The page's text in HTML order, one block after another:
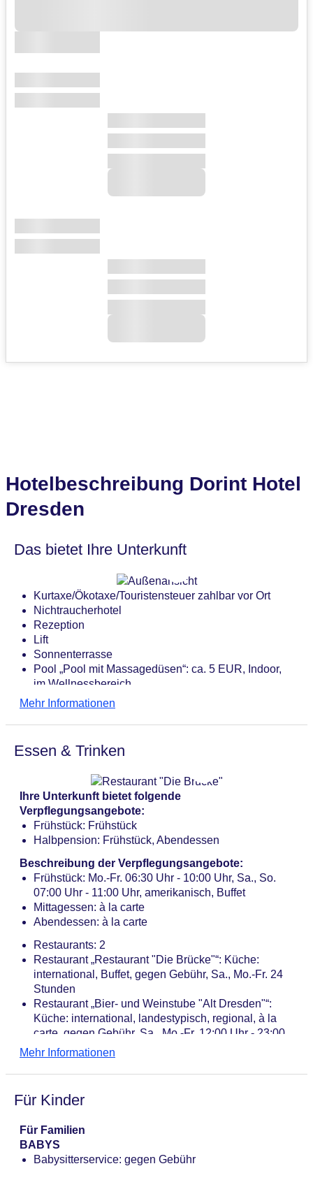
Hotelbeschreibung Dorint Hotel
Dresden
Das bietet Ihre Unterkunft
Kurtaxe/Ökotaxe/Touristensteuer zahlbar vor Ort
Nichtraucherhotel
Rezeption
Lift
Sonnenterrasse
Pool „Pool mit Massagedüsen“: ca. 5 EUR, Indoor,
im Wellnessbereich
Badetücher: ohne Gebühr
Internet: WLAN/WiFi, im gesamten Hotel (Anlage):
ohne Gebühr
Internetterminal
Wäscheservice: gegen Gebühr
Zahlungsarten: TUI Card / VISA, MasterCard,
American Express, EC Karte/Maestro
Haustier: Hund erlaubt: ca. 15 EUR
Parkmöglichkeiten: Parkplatz (nach Verfügbarkeit),
unbewacht: gegen Gebühr, Garage: pro Tag ca. 24
EUR
Tagungseinrichtungen: klimatisierte Tagungsräume,
Tageslicht, Tagungsequipment: gegen Gebühr
Etagen: 5, Zimmer: 243
Landeskategorie: 4 Sterne
Mehr Informationen
Essen & Trinken
Ihre Unterkunft bietet folgende
Verpflegungsangebote:
Frühstück: Frühstück
Halbpension: Frühstück, Abendessen
Beschreibung der Verpflegungsangebote:
Frühstück: Mo.-Fr. 06:30 Uhr - 10:00 Uhr, Sa., So.
07:00 Uhr - 11:00 Uhr, amerikanisch, Buffet
Mittagessen: à la carte
Abendessen: à la carte
Restaurants: 2
Restaurant „Restaurant "Die Brücke"“: Küche:
international, Buffet, gegen Gebühr, Sa., Mo.-Fr. 24
Stunden
Restaurant „Bier- und Weinstube "Alt Dresden"“:
Küche: international, landestypisch, regional, à la
carte, gegen Gebühr, Sa., Mo.-Fr. 12:00 Uhr - 23:00
Uhr
Lobbybar „Lobby Bar“: täglich
Frühstücksbereich „Die Galerie“: Sa., Mo.-Fr. 06:30
Uhr - 10:30 Uhr, So. 06:30 Uhr - 11:30 Uhr
Mehr Informationen
Für Kinder
Für Familien
BABYS
Babysitterservice: gegen Gebühr